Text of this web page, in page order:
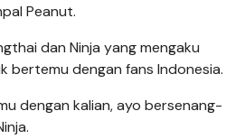
Peanut.
dan Ninja yang mengaku
bertemu dengan fans Indonesia.
dengan kalian, ayo bersenang-